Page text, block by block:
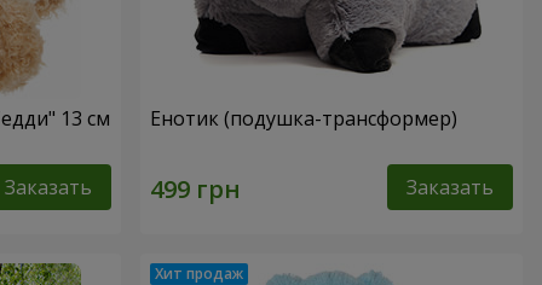
13 см
Заказать
Енотик (подушка-трансформер)
Заказать